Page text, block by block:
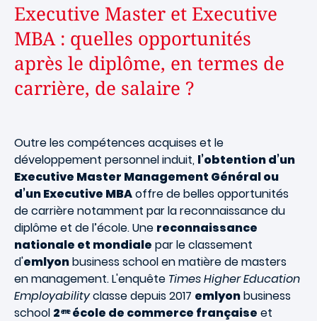
Executive Master et Executive
MBA : quelles opportunités
après le diplôme, en termes de
carrière, de salaire ?
Outre les compétences acquises et le
développement personnel induit, l’obtention d’un
Executive Master Management Général ou
d’un Executive MBAoffre de belles opportunités
de carrière notamment par la reconnaissance du
diplôme et de l’école. Une reconnaissance
nationale et mondiale par le classement
d'emlyonbusiness school en matière de masters
en management.L'enquête Times Higher Education
Employabilityclasse depuis 2017 emlyonbusiness
school 2 ͤ ͫ ͤ école de commerce française et